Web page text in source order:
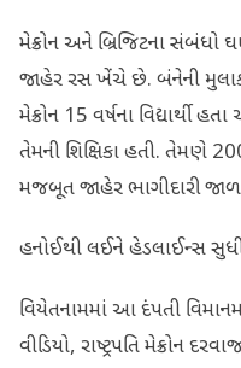
મેક્રોન અને બ્રિજિટના સંબંધો
જાહેર રસ ખેંચે છે. બંનેની
મેક્રોન 15 વર્ષના વિદ્યાર્થી
તેમની શિક્ષિકા હતી. તેમણે
મજબૂત જાહેર ભાગીદારી
હનોઈથી લઈને હેડલાઈન્સ
વિયેતનામમાં આ દંપતી
વીડિયો, રાષ્ટ્રપતિ મેક્રોન